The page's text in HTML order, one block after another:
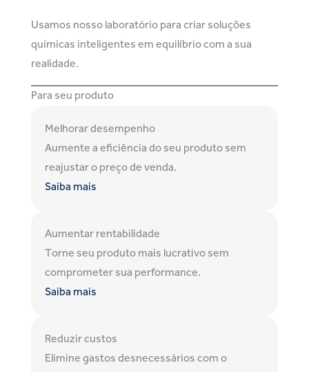
Usamos nosso laboratório para criar soluções
químicas inteligentes em equilíbrio com a sua
realidade.
Para seu produto
Melhorar desempenho
Aumente a eficiência do seu produto sem
reajustar o preço de venda.
Saiba mais
Aumentar rentabilidade
Torne seu produto mais lucrativo sem
comprometer sua performance.
Saiba mais
Reduzir custos
Elimine gastos desnecessários com o